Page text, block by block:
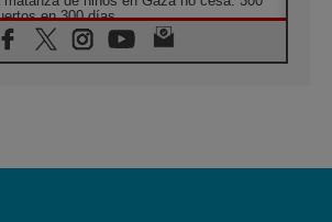
en 300 días
La guerra desfigura el mundo, solo la